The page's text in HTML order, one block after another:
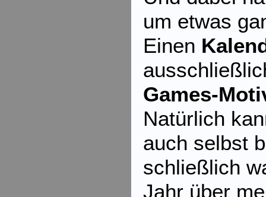
um etwas
Einen
Games-
Natürlich
auch selbst
schließlich
Jahr über